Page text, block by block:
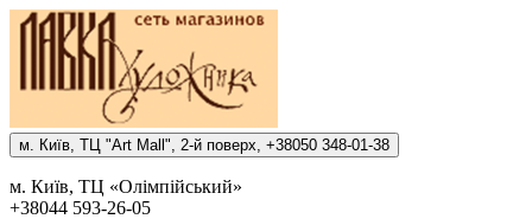
м. Киïв, ТЦ "Art Mall", 2-й поверх, +38050 348-01-38
м. Киïв, ТЦ «Олiмпiйський»
+38044 593-26-05